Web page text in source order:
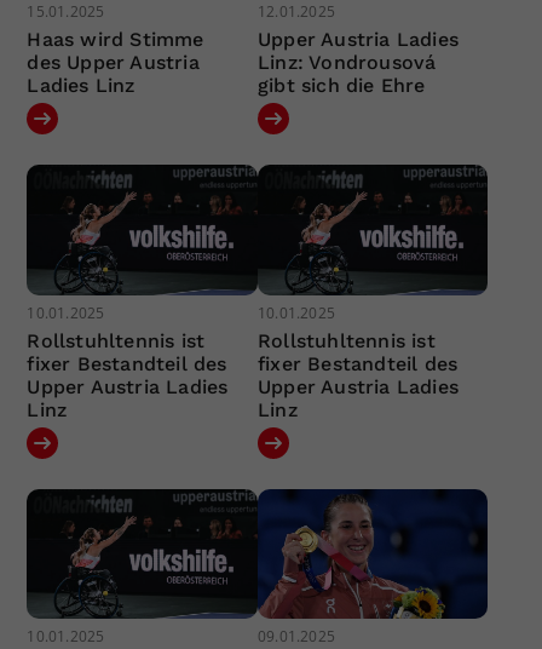
15.01.2025
Haas wird Stimme
des Upper Austria
Ladies Linz
12.01.2025
Upper Austria Ladies
Linz: Vondrousová
gibt sich die Ehre
10.01.2025
Rollstuhltennis ist
fixer Bestandteil des
Upper Austria Ladies
Linz
10.01.2025
Rollstuhltennis ist
fixer Bestandteil des
Upper Austria Ladies
Linz
10.01.2025 09.01.2025